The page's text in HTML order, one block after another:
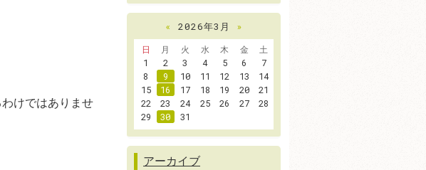
けではありませ
« 2026年3月
»
日
月 火 水 木 金
土
1
2 3 4 5 6
7
8
9 10 11 12 13
14
15
16 17 18 19 20
21
22
23 24 25 26 27
28
29
30 31
アーカイブ